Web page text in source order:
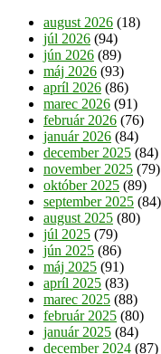
august 2026 (18)
júl 2026 (94)
jún 2026 (89)
máj 2026 (93)
apríl 2026 (86)
marec 2026 (91)
február 2026 (76)
január 2026 (84)
december 2025 (84)
november 2025 (79)
október 2025 (89)
september 2025 (84)
august 2025 (80)
júl 2025 (79)
jún 2025 (86)
máj 2025 (91)
apríl 2025 (83)
marec 2025 (88)
február 2025 (80)
január 2025 (84)
december 2024 (87)